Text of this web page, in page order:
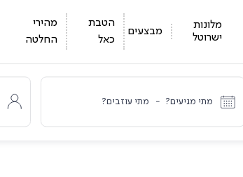
מלונות
ישרוטל
מבצעים
הטבת
כאל
מהירי
החלטה
מתי מגיעים? - מתי עוזבים?